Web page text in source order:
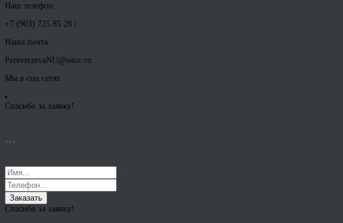
Наш телефон
+7 (903) 725 85 28 |
Наша почта
PereverzevaNU@sstcc.ru
Мы в соц сетях
Спасибо за заявку!
...
Заказать
Спасибо за заявку!